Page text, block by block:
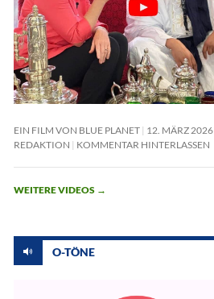
EIN FILM VON BLUE PLANET 12. MÄRZ 2026
REDAKTION
KOMMENTAR HINTERLASSEN
WEITERE VIDEOS →
O-TÖNE